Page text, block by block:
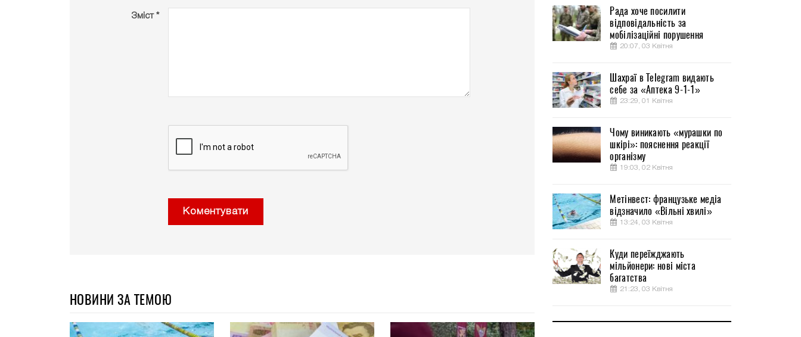
Зміст *
Коментувати
НОВИНИ ЗА ТЕМОЮ
Рада хоче посилити
відповідальність за
мобілізаційні порушення
20:07, 03 Квітня
Шахраї в Telegram видають
себе за «Аптека 9-1-1»
23:29, 01 Квітня
Чому виникають «мурашки по
шкірі»: пояснення реакції
організму
19:03, 02 Квітня
Метінвест: французьке медіа
відзначило «Вільні хвилі»
13:24, 03 Квітня
Куди переїжджають
мільйонери: нові міста
багатства
21:23, 03 Квітня